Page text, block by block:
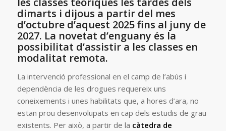
dimarts i dijous a partir del mes
d’octubre d’aquest 2025 fins al juny de
2027. La novetat d’enguany és la
possibilitat d’assistir a les classes en
modalitat remota.
La intervenció professional en el camp de l’abús i
dependència de les drogues requereix uns
coneixements i unes habilitats que, a hores d’ara, no
estan prou desenvolupats en cap dels estudis de grau
existents. Per això, a partir de la càtedra de